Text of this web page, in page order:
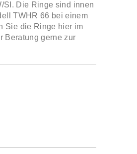
SI. Die Ringe sind innen
TWHR 66 bei einem
Sie die Ringe hier im
Beratung gerne zur